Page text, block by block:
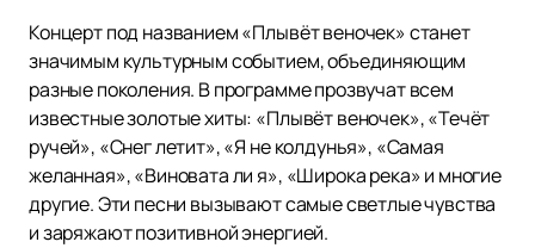
Концерт под названием «Плывёт веночек» станет
значимым культурным событием, объединяющим
разные поколения. В программе прозвучат всем
известные золотые хиты: «Плывёт веночек», «Течёт
ручей», «Снег летит», «Я не колдунья», «Самая
желанная», «Виновата ли я», «Широка река» и многие
другие. Эти песни вызывают самые светлые чувства
и заряжают позитивной энергией.